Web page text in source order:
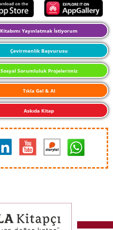
Kitabımı Yayınlatmak İstiyorum
Çevirmenlik Başvurusu
Sosyal Sorumluluk Projelerimiz
Tıkla Gel & Al
Askıda Kitap